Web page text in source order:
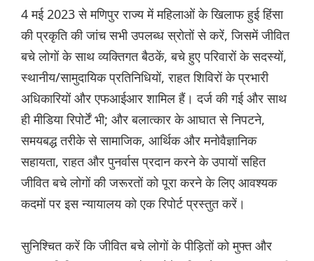
4 मई 2023 से मणिपुर राज्य में महिलाओं के खिलाफ हुई हिंसा
की प्रकृति की जांच सभी उपलब्ध स्रोतों से करें, जिसमें जीवित
बचे लोगों के साथ व्यक्तिगत बैठकें, बचे हुए परिवारों के सदस्यों,
स्थानीय/सामुदायिक प्रतिनिधियों, राहत शिविरों के प्रभारी
अधिकारियों और एफआईआर शामिल हैं। दर्ज की गई और साथ
ही मीडिया रिपोर्टें भी; और बलात्कार के आघात से निपटने,
समयबद्ध तरीके से सामाजिक, आर्थिक और मनोवैज्ञानिक
सहायता, राहत और पुनर्वास प्रदान करने के उपायों सहित
जीवित बचे लोगों की जरूरतों को पूरा करने के लिए आवश्यक
कदमों पर इस न्यायालय को एक रिपोर्ट प्रस्तुत करें।
सुनिश्चित करें कि जीवित बचे लोगों के पीड़ितों को मुफ्त और